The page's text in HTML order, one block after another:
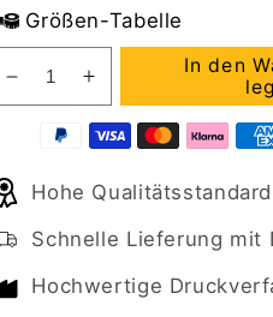
Größen-Tabelle
Verringere
die
Menge
Premium
Shirt
Kinder
ICH
Erhöhe
die
Menge
Premium
Shirt
Kinder
ICH
In den
Hohe
Schnelle Lieferung mit
Hochwertige